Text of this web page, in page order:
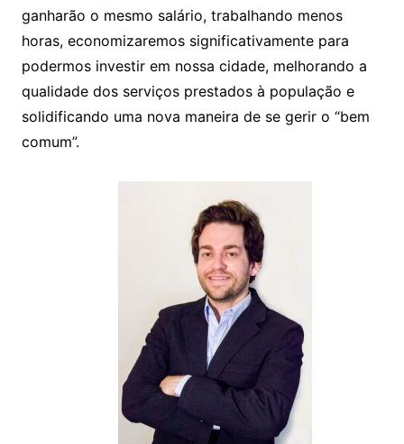
ganharão o mesmo salário, trabalhando menos
horas, economizaremos significativamente para
podermos investir em nossa cidade, melhorando a
qualidade dos serviços prestados à população e
solidificando uma nova maneira de se gerir o “bem
comum”.